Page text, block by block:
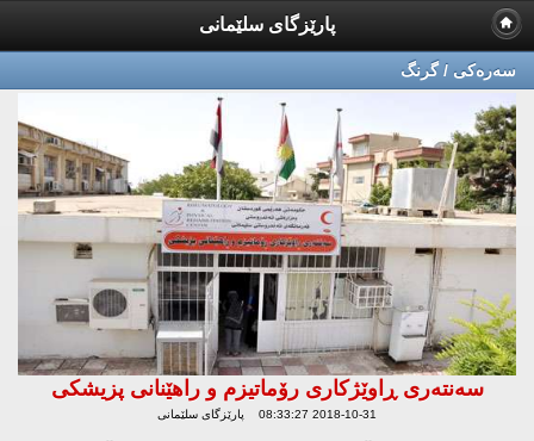
پارێزگای سلێمانی
سه‌ره‌كی / گرنگ
سەنتەری ڕاوێژكاری رۆماتیزم و راهێنانی پزیشكی
2018-10-31 08:33:27 پارێزگای سلێمانی